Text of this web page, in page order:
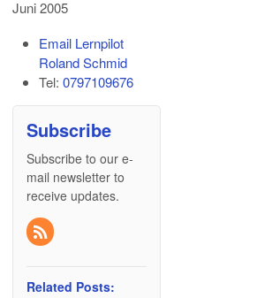
Juni 2005
Email Lernpilot
Roland Schmid
Tel: 0797109676
Subscribe
Subscribe to our e-
mail newsletter to
receive updates.
Related Posts: